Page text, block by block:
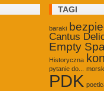
TAGI
baraki
Cantus
Empty
Historyczna
pytanie do...
PDK